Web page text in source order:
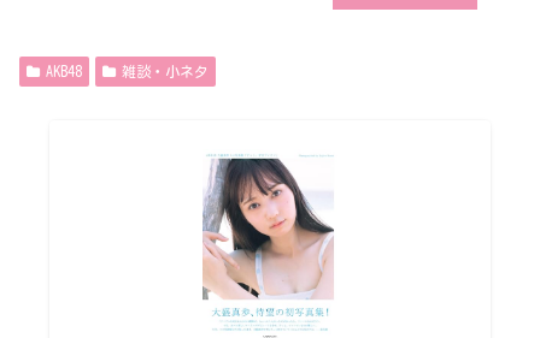
AKB48 雑談・小ネタ